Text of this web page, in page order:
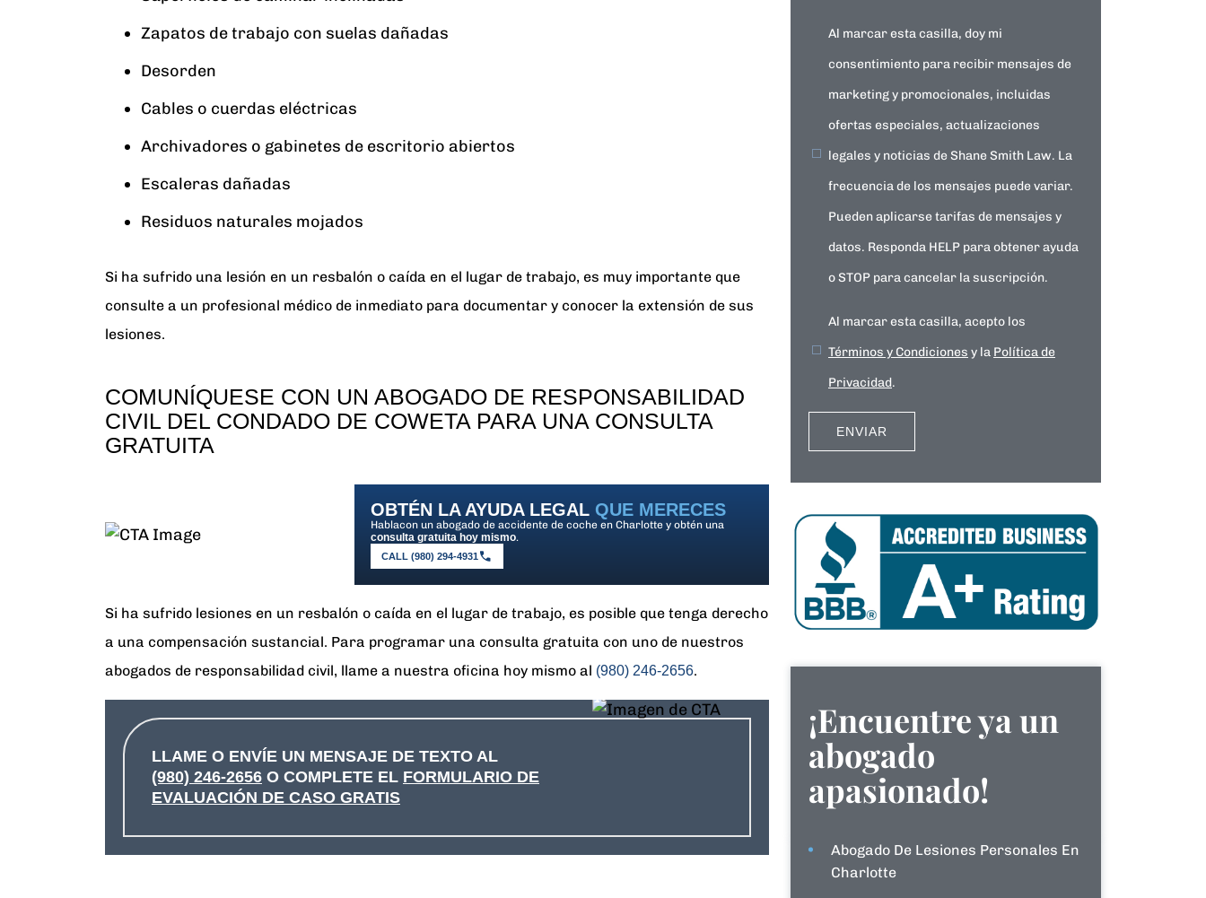
Zapatos de trabajo con suelas dañadas
Desorden
Cables o cuerdas eléctricas
Archivadores o gabinetes de escritorio abiertos
Escaleras dañadas
Residuos naturales mojados
Si ha sufrido una lesión en un resbalón o caída en el lugar de trabajo, es muy importante que
consulte a un profesional médico de inmediato para documentar y conocer la extensión de sus
lesiones.
COMUNÍQUESE CON UN ABOGADO DE RESPONSABILIDAD
CIVIL DEL CONDADO DE COWETA PARA UNA CONSULTA
GRATUITA
OBTÉN LA AYUDA LEGAL QUE MERECES
Hablacon un abogado de accidente de coche en Charlotte y obtén una
consulta gratuita hoy mismo.
CALL (980) 294-4931
Si ha sufrido lesiones en un resbalón o caída en el lugar de trabajo, es posible que tenga derecho
a una compensación sustancial. Para programar una consulta gratuita con uno de nuestros
abogados de responsabilidad civil, llame a nuestra oficina hoy mismo al (980) 246-2656.
LLAME O ENVÍE UN MENSAJE DE TEXTO AL
(980) 246-2656 O COMPLETE EL FORMULARIO DE
EVALUACIÓN DE CASO GRATIS
Al marcar esta casilla, doy mi
consentimiento para recibir mensajes de
marketing y promocionales, incluidas
ofertas especiales, actualizaciones
legales y noticias de Shane Smith Law. La
frecuencia de los mensajes puede variar.
Pueden aplicarse tarifas de mensajes y
datos. Responda HELP para obtener ayuda
o STOP para cancelar la suscripción.
Al marcar esta casilla, acepto los
Términos y Condiciones y la Política de
Privacidad.
¡Encuentre ya un
abogado
apasionado!
Abogado De Lesiones Personales En
Charlotte